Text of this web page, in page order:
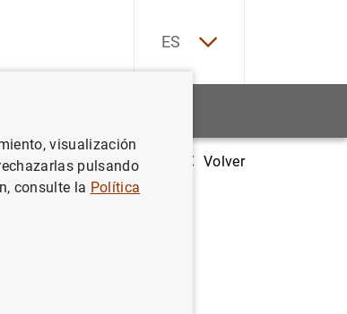
ES
de emisiones de valores en la zona del euro: junio de
Volver
visualización
pulsando
consulte la Política